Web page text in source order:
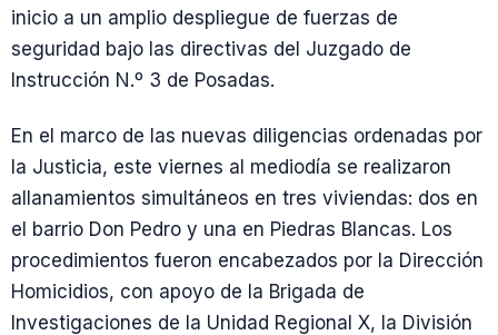
inicio a un amplio despliegue de fuerzas de
seguridad bajo las directivas del Juzgado de
Instrucción N.º 3 de Posadas.
En el marco de las nuevas diligencias ordenadas por
la Justicia, este viernes al mediodía se realizaron
allanamientos simultáneos en tres viviendas: dos en
el barrio Don Pedro y una en Piedras Blancas. Los
procedimientos fueron encabezados por la Dirección
Homicidios, con apoyo de la Brigada de
Investigaciones de la Unidad Regional X, la División